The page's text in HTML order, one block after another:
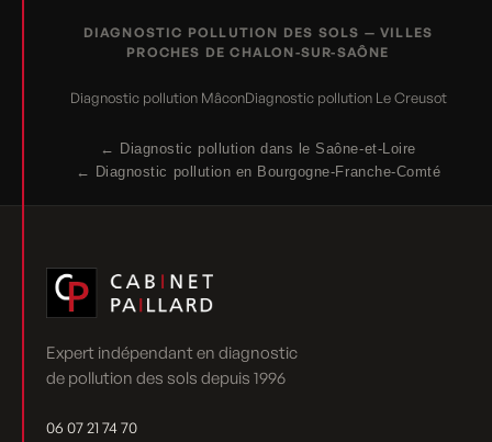
DIAGNOSTIC POLLUTION DES SOLS — VILLES
PROCHES DE CHALON-SUR-SAÔNE
Diagnostic pollution MâconDiagnostic pollution Le Creusot
← Diagnostic pollution dans le Saône-et-Loire
← Diagnostic pollution en Bourgogne-Franche-Comté
Expert indépendant en diagnostic
de pollution des sols depuis 1996
06 07 21 74 70